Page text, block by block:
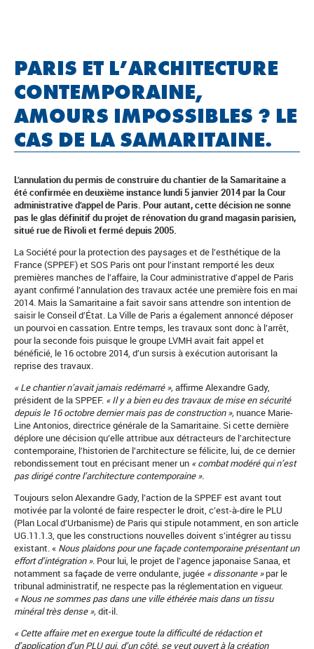
PARIS ET L’ARCHITECTURE
CONTEMPORAINE,
AMOURS IMPOSSIBLES ? LE
CAS DE LA SAMARITAINE.
L’annulation du permis de construire du chantier de la Samaritaine a
été confirmée en deuxième instance lundi 5 janvier 2014 par la Cour
administrative d’appel de Paris. Pour autant, cette décision ne sonne
pas le glas définitif du projet de rénovation du grand magasin parisien,
situé rue de Rivoli et fermé depuis 2005.
La Société pour la protection des paysages et de l’esthétique de la
France (SPPEF) et SOS Paris ont pour l’instant remporté les deux
premières manches de l’affaire, la Cour administrative d’appel de Paris
ayant confirmé l’annulation des travaux actée une première fois en mai
2014. Mais la Samaritaine a fait savoir sans attendre son intention de
saisir le Conseil d’État. La Ville de Paris a également annoncé déposer
un pourvoi en cassation. Entre temps, les travaux sont donc à l’arrêt,
pour la seconde fois puisque le groupe LVMH avait fait appel et
bénéficié, le 16 octobre 2014, d’un sursis à exécution autorisant la
reprise des travaux.
« Le chantier n’avait jamais redémarré »,affirme Alexandre Gady,
président de la SPPEF. « Il y a bien eu des travaux de mise en sécurité
depuis le 16 octobre dernier mais pas de construction », nuance Marie-
Line Antonios, directrice générale de la Samaritaine. Si cette dernière
déplore une décision qu’elle attribue aux détracteurs de l’architecture
contemporaine, l’historien de l’architecture se félicite, lui, de ce dernier
rebondissement tout en précisant mener un « combat modéré qui n’est
pas dirigé contre l’architecture contemporaine ».
Toujours selon Alexandre Gady, l’action de la SPPEF est avant tout
motivée par la volonté de faire respecter le droit, c’est-à-dire le PLU
(Plan Local d’Urbanisme) de Paris qui stipule notamment, en son article
UG.11.1.3, que les constructions nouvelles doivent s’intégrer au tissu
existant. « Nous plaidons pour une façade contemporaine présentant un
effort d’intégration ». Pour lui, le projet de l’agence japonaise Sanaa, et
notamment sa façade de verre ondulante, jugée « dissonante »par le
tribunal administratif, ne respecte pas la réglementation en vigueur.
« Nous ne sommes pas dans une ville éthérée mais dans un tissu
minéral très dense »,dit-il.
« Cette affaire met en exergue toute la difficulté de rédaction et
d’application d’un PLU qui, d’un côté, se veut ouvert à la création